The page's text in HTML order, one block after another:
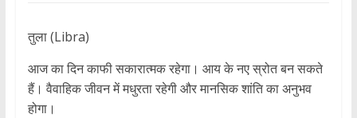
तुला (Libra)
आज का दिन काफी सकारात्मक रहेगा। आय के नए स्रोत बन सकते
हैं। वैवाहिक जीवन में मधुरता रहेगी और मानसिक शांति का अनुभव
होगा।